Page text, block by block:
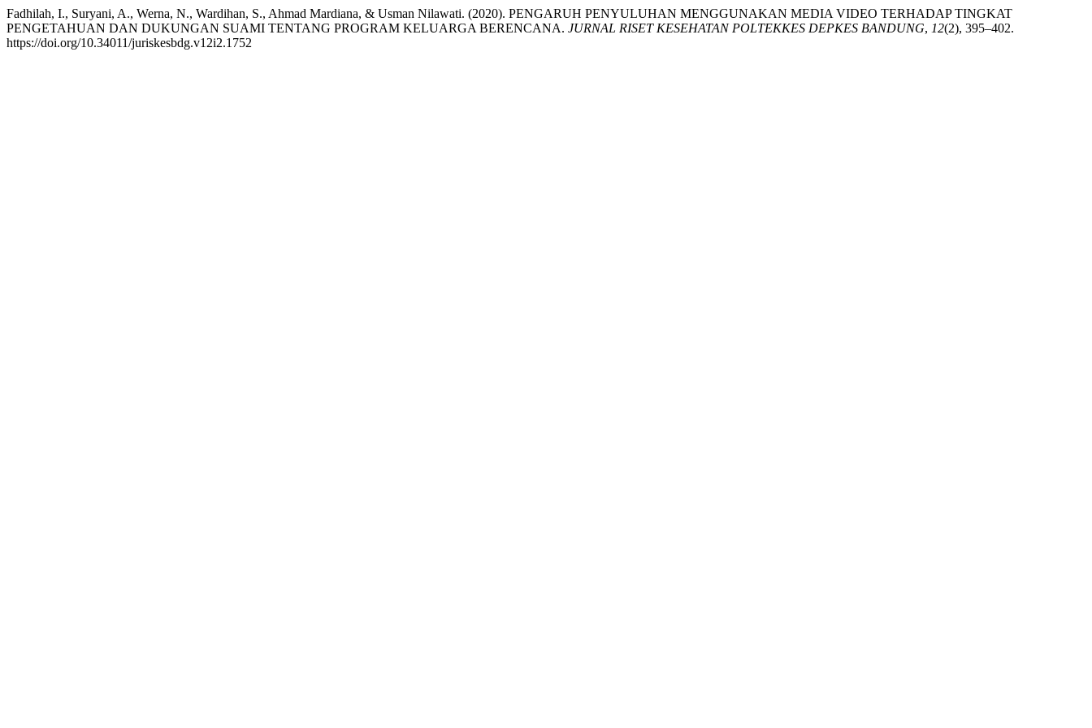
Fadhilah, I., Suryani, A., Werna, N., Wardihan, S., Ahmad Mardiana, & Usman Nilawati. (2020). PENGARUH PENYULUHAN MENGGUNAKAN MEDIA VIDEO TERHADAP TINGKAT
PENGETAHUAN DAN DUKUNGAN SUAMI TENTANG PROGRAM KELUARGA BERENCANA. JURNAL RISET KESEHATAN POLTEKKES DEPKES BANDUNG, 12(2), 395–402.
https://doi.org/10.34011/juriskesbdg.v12i2.1752